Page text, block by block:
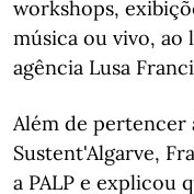
workshops,
música ou vivo, ao
agência Lusa
Além de pertencer
Sustent'Algarve,
a PALP e explicou